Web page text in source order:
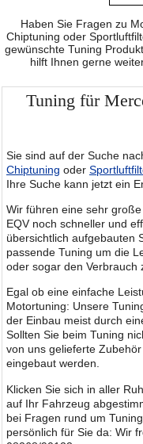
Haben Sie Fragen zu
Chiptuning oder
gewünschte Tuning
hilft Ihnen gerne
Tuning für
Sie sind auf der Suche
Chiptuning oder
Ihre Suche kann jetzt ein
Wir führen eine sehr
EQV noch schneller und
übersichtlich aufgebauten
passende Tuning um die
oder sogar den Verbrauch
Egal ob eine einfache
Motortuning: Unsere
der Einbau meist durch
Sollten Sie beim Tuning
von uns gelieferte
eingebaut werden.
Klicken Sie sich in aller
auf Ihr Fahrzeug
bei Fragen rund um
persönlich für Sie da: Wir